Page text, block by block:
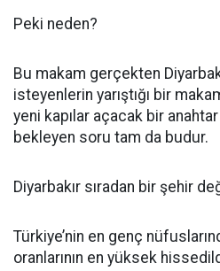
Peki neden?
Bu makam gerçekten
isteyenlerin yarıştığı bir
yeni kapılar açacak bir
bekleyen soru tam da budur.
Diyarbakır sıradan bir şehir
Türkiye’nin en genç
oranlarının en yüksek